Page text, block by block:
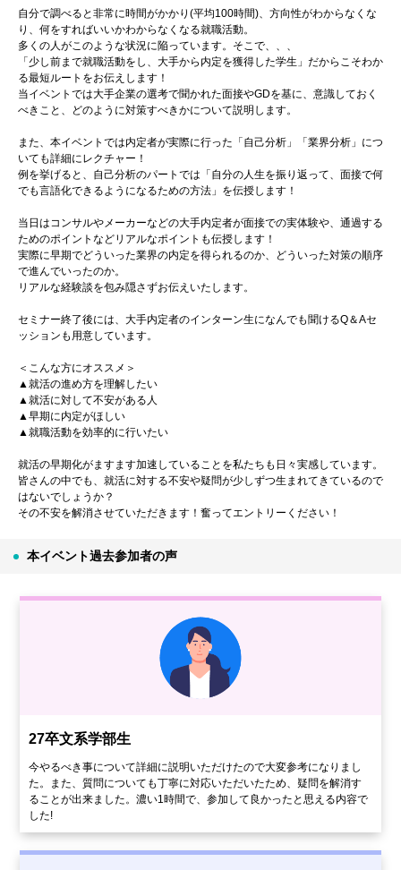
自分で調べると非常に時間がかかり(平均100時間)、方向性がわからなくな
り、何をすればいいかわからなくなる就職活動。
多くの人がこのような状況に陥っています。そこで、、、
「少し前まで就職活動をし、大手から内定を獲得した学生」だからこそわか
る最短ルートをお伝えします！
当イベントでは大手企業の選考で聞かれた面接やGDを基に、意識しておく
べきこと、どのように対策すべきかについて説明します。
また、本イベントでは内定者が実際に行った「自己分析」「業界分析」につ
いても詳細にレクチャー！
例を挙げると、自己分析のパートでは「自分の人生を振り返って、面接で何
でも言語化できるようになるための方法」を伝授します！
当日はコンサルやメーカーなどの大手内定者が面接での実体験や、通過する
ためのポイントなどリアルなポイントも伝授します！
実際に早期でどういった業界の内定を得られるのか、どういった対策の順序
で進んでいったのか。
リアルな経験談を包み隠さずお伝えいたします。
セミナー終了後には、大手内定者のインターン生になんでも聞けるQ＆Aセ
ッションも用意しています。
＜こんな方にオススメ＞
▲就活の進め方を理解したい
▲就活に対して不安がある人
▲早期に内定がほしい
▲就職活動を効率的に行いたい
就活の早期化がますます加速していることを私たちも日々実感しています。
皆さんの中でも、就活に対する不安や疑問が少しずつ生まれてきているので
はないでしょうか？
その不安を解消させていただきます！奮ってエントリーください！
本イベント過去参加者の声
27卒文系学部生
今やるべき事について詳細に説明いただけたので大変参考になりまし
た。また、質問についても丁寧に対応いただいたため、疑問を解消す
ることが出来ました。濃い1時間で、参加して良かったと思える内容で
した!